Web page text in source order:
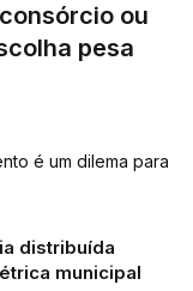
ou
pesa
é um dilema para
distribuída
municipal